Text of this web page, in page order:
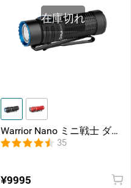
在庫切れ
Warrior Nano ミニ戦士 ダブ
ルスイッチ備え
35
¥9995